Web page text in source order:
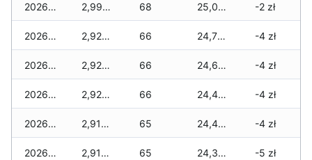
2026-06-09 2,995 zł 68 25,010 zł -2 zł
2026-06-07 2,920 zł 66 24,710 zł -4 zł
2026-06-06 2,920 zł 66 24,660 zł -4 zł
2026-06-05 2,920 zł 66 24,460 zł -4 zł
2026-06-04 2,910 zł 65 24,450 zł -4 zł
2026-06-03 2,910 zł 65 24,340 zł -5 zł